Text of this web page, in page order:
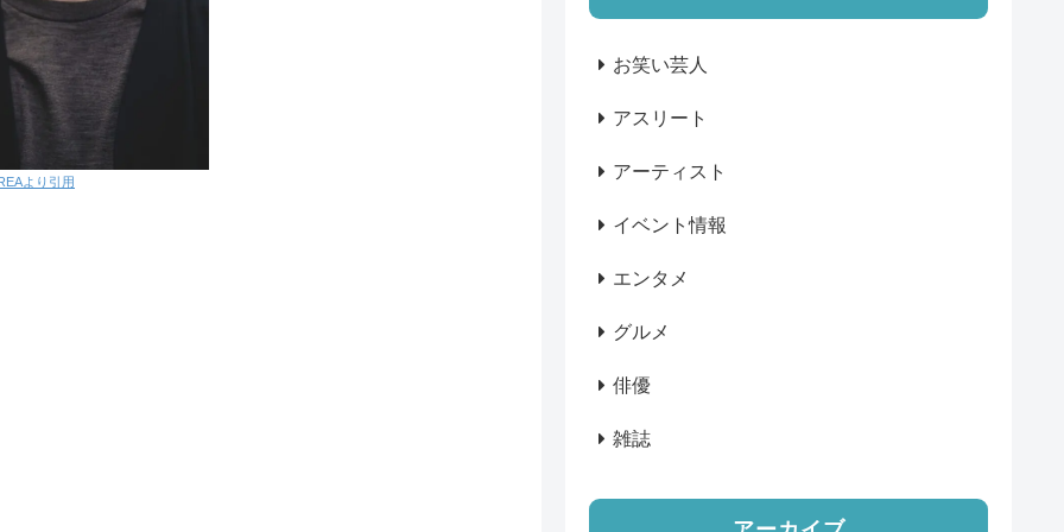
より引用
お笑い芸人
アスリート
アーティスト
イベント情報
エンタメ
グルメ
俳優
雑誌